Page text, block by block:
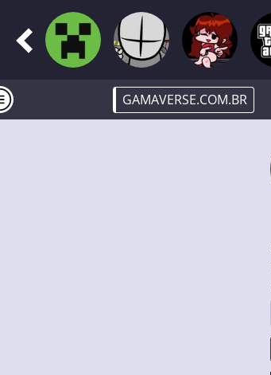
GAMAVERSE.COM.BR